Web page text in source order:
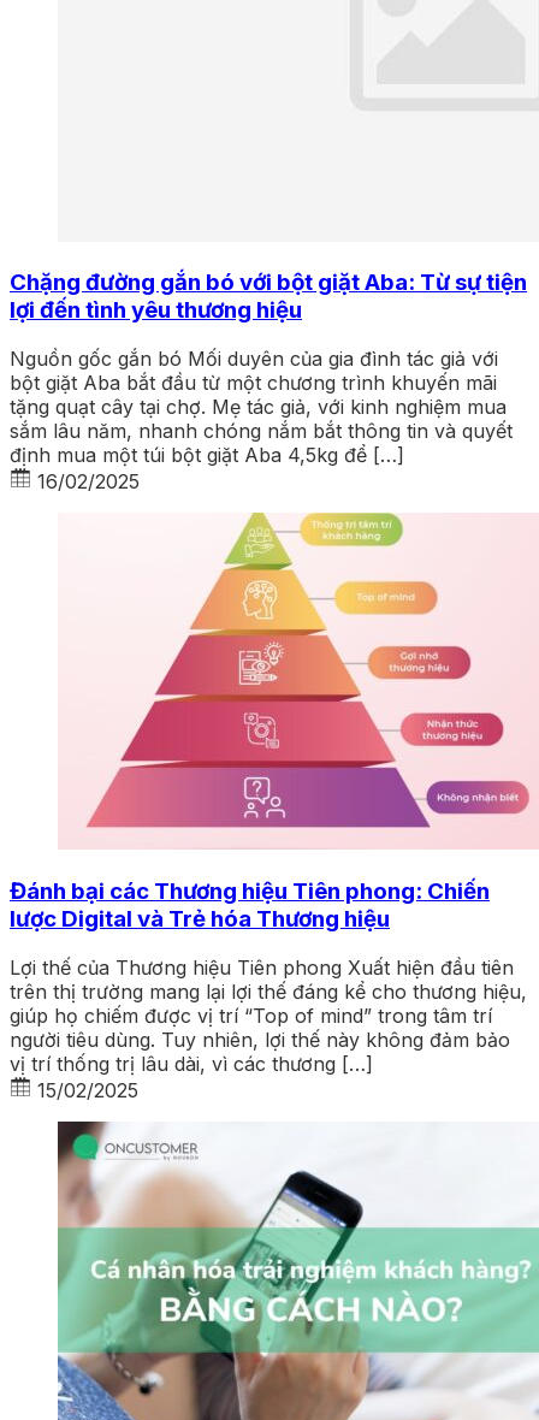
Chặng đường gắn bó với bột giặt Aba: Từ sự tiện
lợi đến tình yêu thương hiệu
Nguồn gốc gắn bó Mối duyên của gia đình tác giả với
bột giặt Aba bắt đầu từ một chương trình khuyến mãi
tặng quạt cây tại chợ. Mẹ tác giả, với kinh nghiệm mua
sắm lâu năm, nhanh chóng nắm bắt thông tin và quyết
định mua một túi bột giặt Aba 4,5kg để […]
16/02/2025
Đánh bại các Thương hiệu Tiên phong: Chiến
lược Digital và Trẻ hóa Thương hiệu
Lợi thế của Thương hiệu Tiên phong Xuất hiện đầu tiên
trên thị trường mang lại lợi thế đáng kể cho thương hiệu,
giúp họ chiếm được vị trí “Top of mind” trong tâm trí
người tiêu dùng. Tuy nhiên, lợi thế này không đảm bảo
vị trí thống trị lâu dài, vì các thương […]
15/02/2025